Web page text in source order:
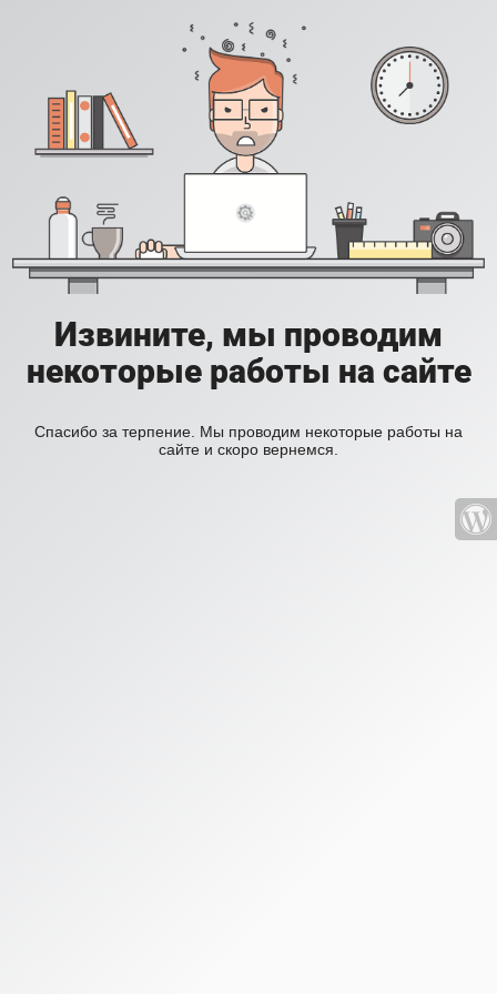
Извините, мы проводим
некоторые работы на сайте
Спасибо за терпение. Мы проводим некоторые работы на
сайте и скоро вернемся.